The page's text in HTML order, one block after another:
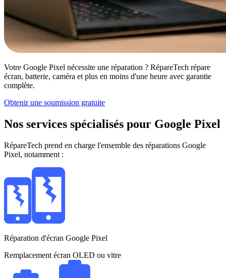
Votre Google Pixel nécessite une réparation ? RépareTech répare
écran, batterie, caméra et plus en moins d'une heure avec garantie
complète.
Obtenir une soumission gratuite
Nos services spécialisés pour Google Pixel
RépareTech prend en charge l'ensemble des réparations Google
Pixel, notamment :
Réparation d'écran Google Pixel
Remplacement écran OLED ou vitre